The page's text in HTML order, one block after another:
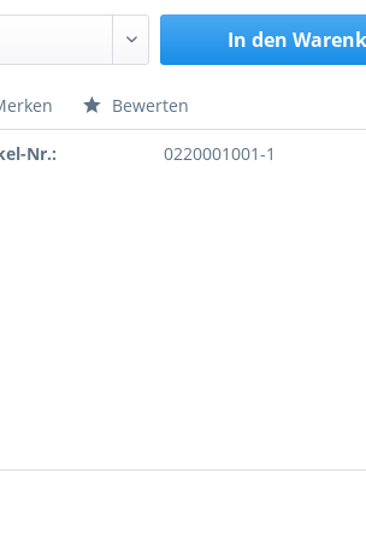
In den
anfragen
Bewerten
Nr.: 0220001001-1